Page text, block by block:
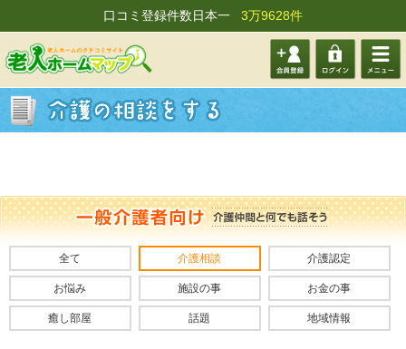
口コミ登録件数日本一 3万9628件
会員登 ログイ メニュ
全て 介護相談 介護認定
お悩み 施設の事 お金の事
癒し部屋 話題 地域情報